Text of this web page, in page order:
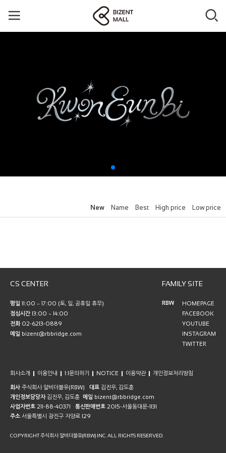
New Name Best High price Low price
CS CENTER
평일 11:00 ~ 17:00 (토, 일, 공휴일 휴무)
점심시간 13:00 ~ 14:00
전화02-6213-0889
메일 bizent@rbbridge.com
FAMILY SITE
RBW
HOMEPAGE
FACEBOOK
YOUTUBE
INSTAGRAM
TWITTER
회사소개 이용안내 1:1문의하기 NOTICE 이용약관 개인정보처리방침
회사 주식회사 알비더블유(RBW) 대표 김진우, 김도훈
개인정보담당자김진우, 김도훈 메일 bizent@rbbridge.com
사업자번호 211-88-40371 통신판매번호 2015-서울동대문-1131
주소 서울특별시 광진구 자양로 129
COPYRIGHT 주식회사 알비더블유(RBW) INC. ALL RIGHTS RESERVED.